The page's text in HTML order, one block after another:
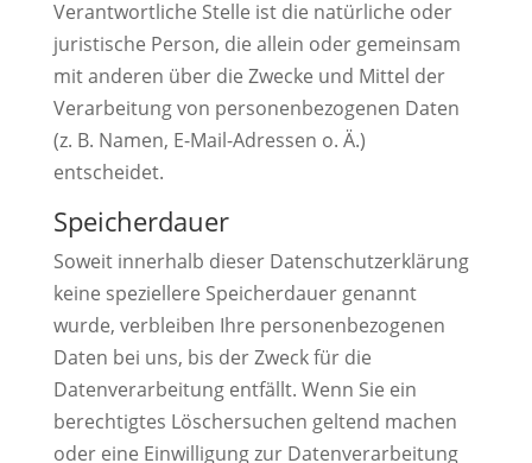
Verantwortliche Stelle ist die natürliche oder
juristische Person, die allein oder gemeinsam
mit anderen über die Zwecke und Mittel der
Verarbeitung von personenbezogenen Daten
(z. B. Namen, E-Mail-Adressen o. Ä.)
entscheidet.
Speicherdauer
Soweit innerhalb dieser Datenschutzerklärung
keine speziellere Speicherdauer genannt
wurde, verbleiben Ihre personenbezogenen
Daten bei uns, bis der Zweck für die
Datenverarbeitung entfällt. Wenn Sie ein
berechtigtes Löschersuchen geltend machen
oder eine Einwilligung zur Datenverarbeitung